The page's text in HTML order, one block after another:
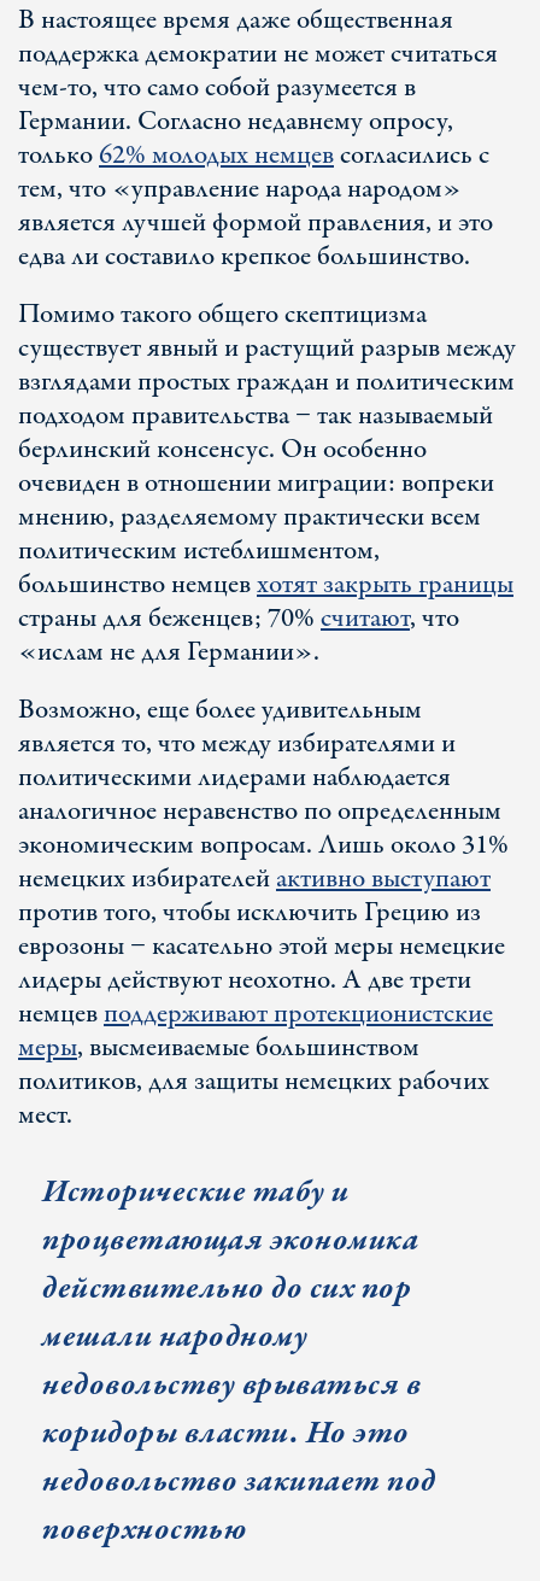
В настоящее время даже общественная
поддержка демократии не может считаться
чем-то, что само собой разумеется в
Германии. Согласно недавнему опросу,
только62% молодых немцевсогласились с
тем, что «управление народа народом»
является лучшей формой правления, и это
едва ли составило крепкое большинство.
Помимо такого общего скептицизма
существует явный и растущий разрыв между
взглядами простых граждан и политическим
подходом правительства − так называемый
берлинский консенсус. Он особенно
очевиден в отношении миграции: вопреки
мнению, разделяемому практически всем
политическим истеблишментом,
большинство немцевхотят закрыть границы
страны для беженцев; 70%считают, что
«ислам не для Германии».
Возможно, еще более удивительным
является то, что между избирателями и
политическими лидерами наблюдается
аналогичное неравенство по определенным
экономическим вопросам. Лишь около 31%
немецких избирателейактивно выступают
против того, чтобы исключить Грецию из
еврозоны − касательно этой меры немецкие
лидеры действуют неохотно. А две трети
немцевподдерживают протекционистские
меры, высмеиваемые большинством
политиков, для защиты немецких рабочих
мест.
Исторические табу и
процветающая экономика
действительно до сих пор
мешали народному
недовольству врываться в
коридоры власти. Но это
недовольство закипает под
поверхностью